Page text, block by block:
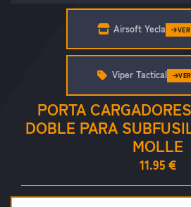
Airsoft Yecla
PORTA
DOBLE PARA
MOLLE
11.95 €
Viper Tactical